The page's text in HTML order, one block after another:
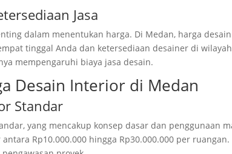
Jasa
dalam menentukan harga. Di Medan, harga
tinggal Anda dan ketersediaan desainer di
mempengaruhi biaya jasa desain.
Desain Interior di Medan
Standar
yang mencakup konsep dasar dan penggunaan
Rp10.000.000 hingga Rp30.000.000 per